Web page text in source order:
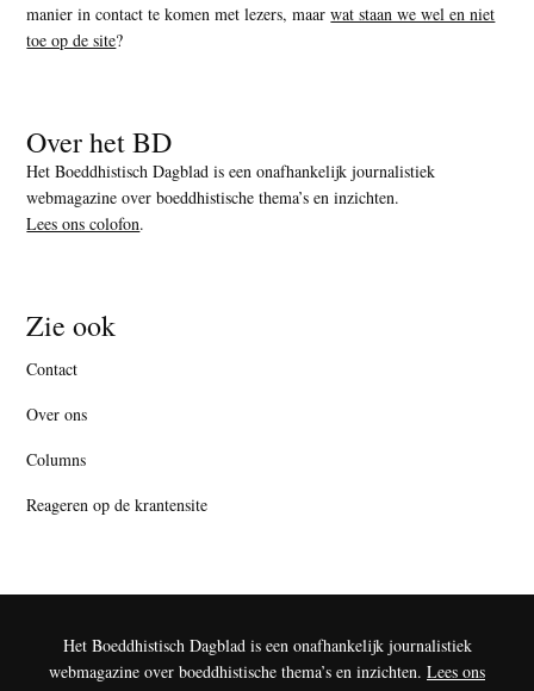
manier in contact te komen met lezers, maarwat staan we wel en niet
toe op de site?
Over het BD
Het Boeddhistisch Dagblad is een onafhankelijk journalistiek
webmagazine over boeddhistische thema’s en inzichten.
Lees ons colofon.
Zie ook
Contact
Over ons
Columns
Reageren op de krantensite
Het Boeddhistisch Dagblad is een onafhankelijk journalistiek
webmagazine over boeddhistische thema’s en inzichten. Lees ons